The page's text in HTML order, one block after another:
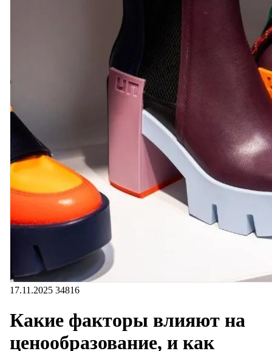
17.11.2025 34816
Какие факторы влияют на
ценообразование, и как